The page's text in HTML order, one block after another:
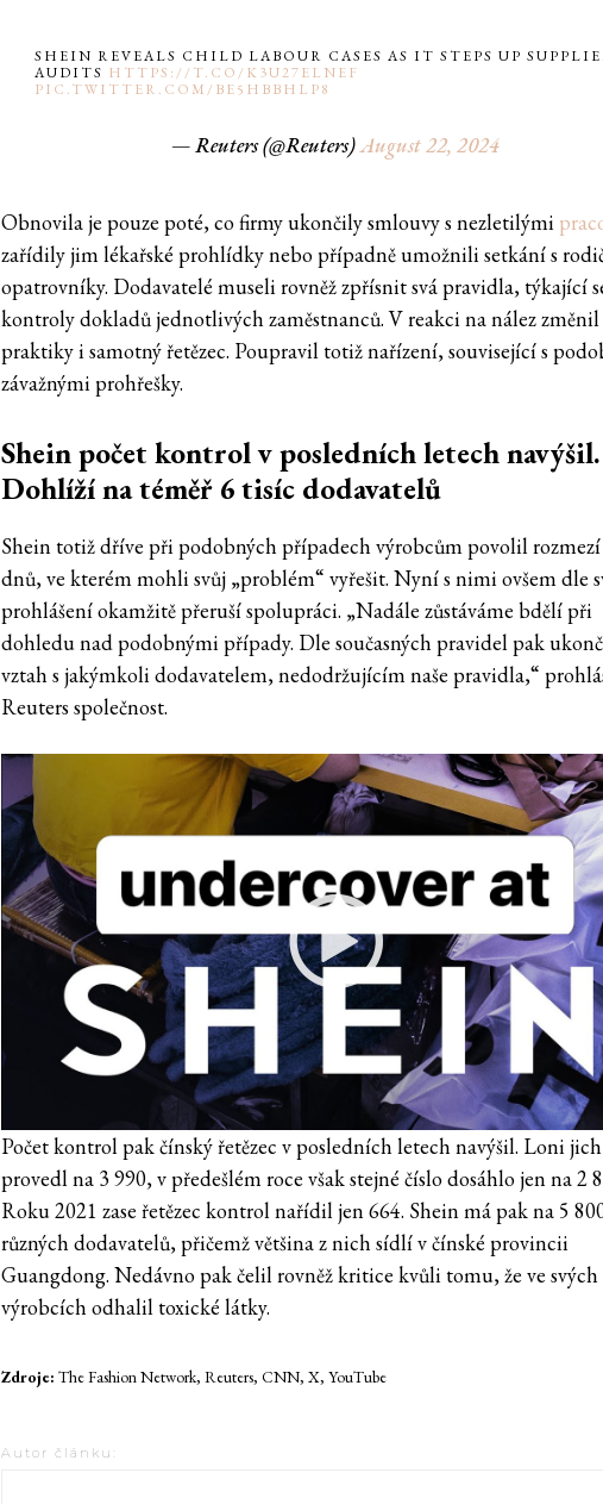
SHEIN REVEALS CHILD LABOUR CASES AS IT STEPS UP
AUDITS HTTPS://T.CO/K3U27ELNEF
PIC.TWITTER.COM/BE5HBBHLP8
— Reuters (@Reuters)August 22, 2024
Obnovila je pouze poté, co firmy ukončily smlouvy s nezletilými
zařídily jim lékařské prohlídky nebo případně umožnili setkání s
opatrovníky. Dodavatelé museli rovněž zpřísnit svá pravidla, týkající
kontroly dokladů jednotlivých zaměstnanců. V reakci na nález změnil
praktiky i samotný řetězec. Poupravil totiž nařízení, související s
závažnými prohřešky.
Shein počet kontrol v posledních letech navýšil.
Dohlíží na téměř 6 tisíc dodavatelů
Shein totiž dříve při podobných případech výrobcům povolil
dnů, ve kterém mohli svůj „problém“ vyřešit. Nyní s nimi ovšem dle
prohlášení okamžitě přeruší spolupráci. „Nadále zůstáváme bdělí při
dohledu nad podobnými případy. Dle současných pravidel pak
vztah s jakýmkoli dodavatelem, nedodržujícím naše pravidla,“
Reuters společnost.
Počet kontrol pak čínský řetězec v posledních letech navýšil. Loni jich
provedl na 3 990, v předešlém roce však stejné číslo dosáhlo jen na 2
Roku 2021 zase řetězec kontrol nařídil jen 664. Shein má pak na 5
různých dodavatelů, přičemž většina z nich sídlí v čínské provincii
Guangdong. Nedávno pak čelil rovněž kritice kvůli tomu, že ve svých
výrobcích odhalil toxické látky.
Zdroje: The Fashion Network, Reuters, CNN, X, YouTube
Autor článku: